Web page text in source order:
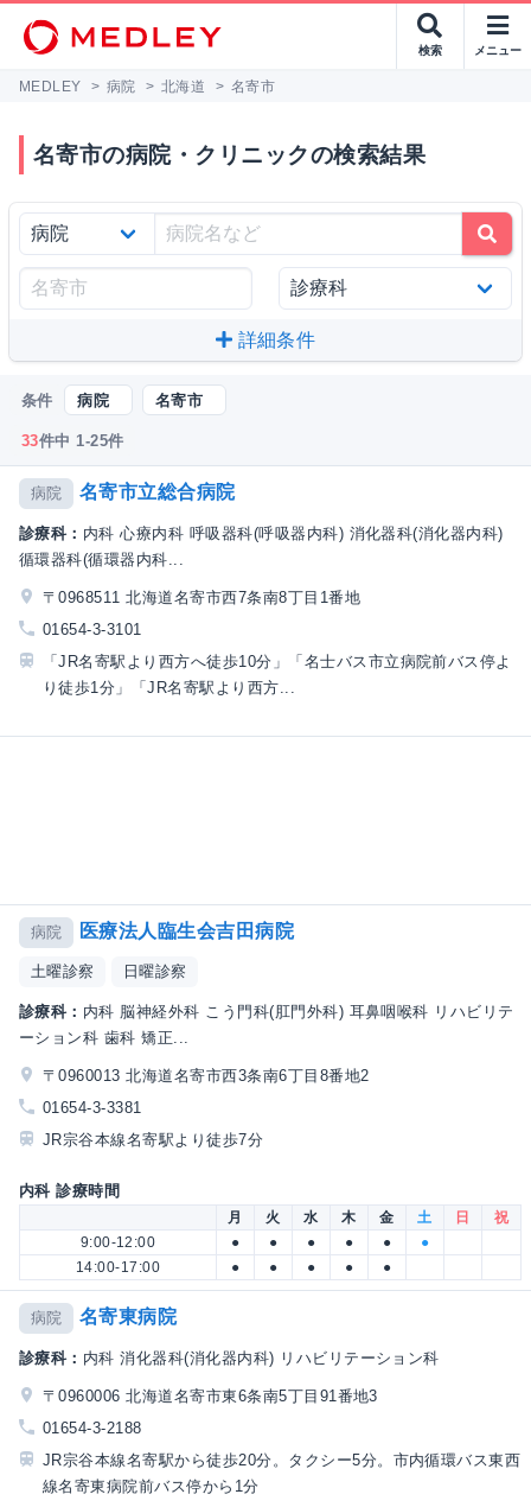
検索 メニュー
MEDLEY > 病院 > 北海道 > 名寄市
名寄市の病院・クリニックの検索結果
詳細条件
条件 病院 名寄市
33件中 1-25件
病院 名寄市立総合病院
診療科： 内科 心療内科 呼吸器科(呼吸器内科) 消化器科(消化器内科)
循環器科(循環器内科...
〒0968511 北海道名寄市西7条南8丁目1番地
01654-3-3101
「JR名寄駅より西方へ徒歩10分」「名士バス市立病院前バス停よ
り徒歩1分」「JR名寄駅より西方...
病院 医療法人臨生会吉田病院
土曜診察 日曜診察
診療科： 内科 脳神経外科 こう門科(肛門外科) 耳鼻咽喉科 リハビリテ
ーション科 歯科 矯正...
〒0960013 北海道名寄市西3条南6丁目8番地2
01654-3-3381
JR宗谷本線名寄駅より徒歩7分
内科 診療時間
月 火 水 木 金 土 日
祝
9:00-12:00
● ● ● ● ●
●
14:00-17:00
● ● ● ● ●
病院 名寄東病院
診療科： 内科 消化器科(消化器内科) リハビリテーション科
〒0960006 北海道名寄市東6条南5丁目91番地3
01654-3-2188
JR宗谷本線名寄駅から徒歩20分。タクシー5分。市内循環バス東西
線名寄東病院前バス停から1分